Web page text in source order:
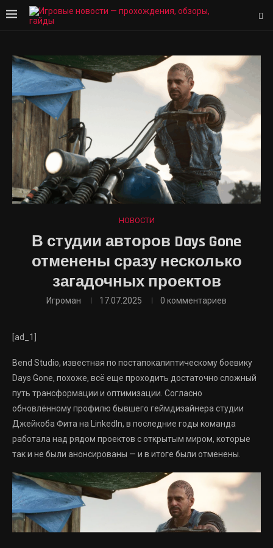
НОВОСТИ
В студии авторов Days Gone
отменены сразу несколько
загадочных проектов
Игроман 17.07.2025 0 комментариев
[ad_1]
Bend Studio, известная по постапокалиптическому боевику
Days Gone, похоже, всё еще проходить достаточно сложный
путь трансформации и оптимизации. Согласно
обновлённому профилю бывшего геймдизайнера студии
Джейкоба Фита на LinkedIn, в последние годы команда
работала над рядом проектов с открытым миром, которые
так и не были анонсированы — и в итоге были отменены.